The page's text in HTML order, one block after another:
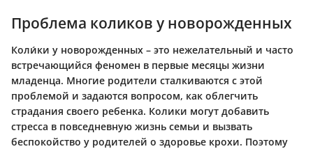
Проблема коликов у новорожденных
Коли́ки у новорожденных – это нежелательный и часто
встречающийся феномен в первые месяцы жизни
младенца. Многие родители сталкиваются с этой
проблемой и задаются вопросом, как облегчить
страдания своего ребенка. Колики могут добавить
стресса в повседневную жизнь семьи и вызвать
беспокойство у родителей о здоровье крохи. Поэтому